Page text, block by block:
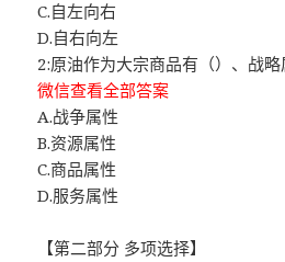
C.自左向右
D.自右向左
2:原油作为大宗商品有（）、战
微信查看全部答案
A.战争属性
B.资源属性
C.商品属性
D.服务属性
【第二部分 多项选择】